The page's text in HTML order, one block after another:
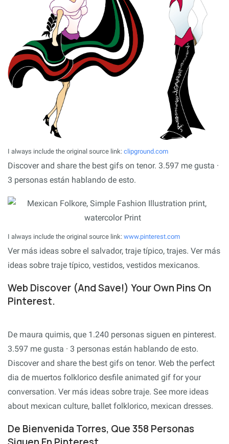
I always include the original source link: clipground.com
Discover and share the best gifs on tenor. 3.597 me gusta ·
3 personas están hablando de esto.
I always include the original source link: www.pinterest.com
Ver más ideas sobre el salvador, traje típico, trajes. Ver más
ideas sobre traje típico, vestidos, vestidos mexicanos.
Web Discover (And Save!) Your Own Pins On
Pinterest.
De maura quimis, que 1.240 personas siguen en pinterest.
3.597 me gusta · 3 personas están hablando de esto.
Discover and share the best gifs on tenor. Web the perfect
dia de muertos folklorico desfile animated gif for your
conversation. Ver más ideas sobre traje. See more ideas
about mexican culture, ballet folklorico, mexican dresses.
De Bienvenida Torres, Que 358 Personas